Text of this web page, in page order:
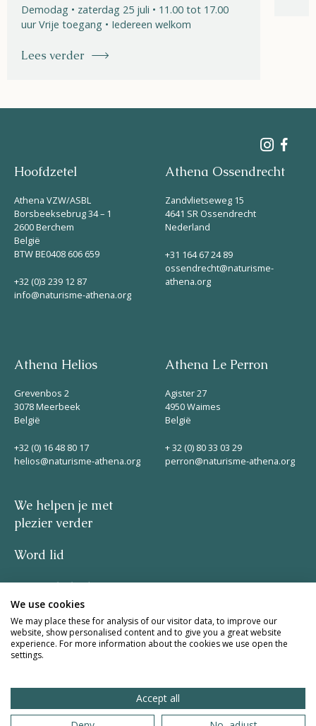
Demodag • zaterdag 25 juli • 11.00 tot 17.00
uur Vrije toegang • Iedereen welkom
Lees verder
Hoofdzetel
Athena VZW/ASBL
Borsbeeksebrug 34 – 1
2600 Berchem
België
BTW BE0408 606 659
+32 (0)3 239 12 87
info@naturisme-athena.org
Athena Ossendrecht
Zandvlietseweg 15
4641 SR Ossendrecht
Nederland
+31 164 67 24 89
ossendrecht@naturisme-
athena.org
Athena Helios
Grevenbos 2
3078 Meerbeek
België
+32 (0) 16 48 80 17
helios@naturisme-athena.org
Athena Le Perron
Agister 27
4950 Waimes
België
+ 32 (0) 80 33 03 29
perron@naturisme-athena.org
We helpen je met
plezier verder
Word lid
Privacybeleid
–
quote by Rosie Haine
design by studio basil.
website by The Pack
We use cookies
We may place these for analysis of our visitor data, to improve our
website, show personalised content and to give you a great website
experience. For more information about the cookies we use open the
settings.
Accept all